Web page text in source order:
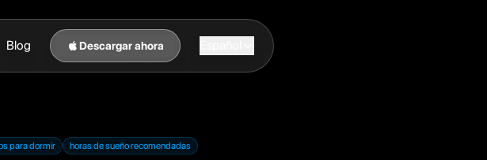
Blog Descargar ahora
para dormir horas de sueño recomendadas